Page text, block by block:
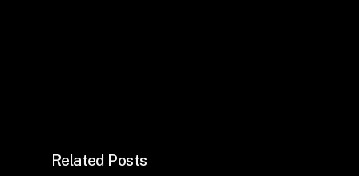
Related Posts